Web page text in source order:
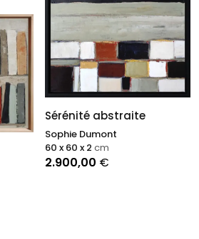
Sérénité abstraite
Sophie Dumont
2.900,00 €
60 x 60 x 2 cm